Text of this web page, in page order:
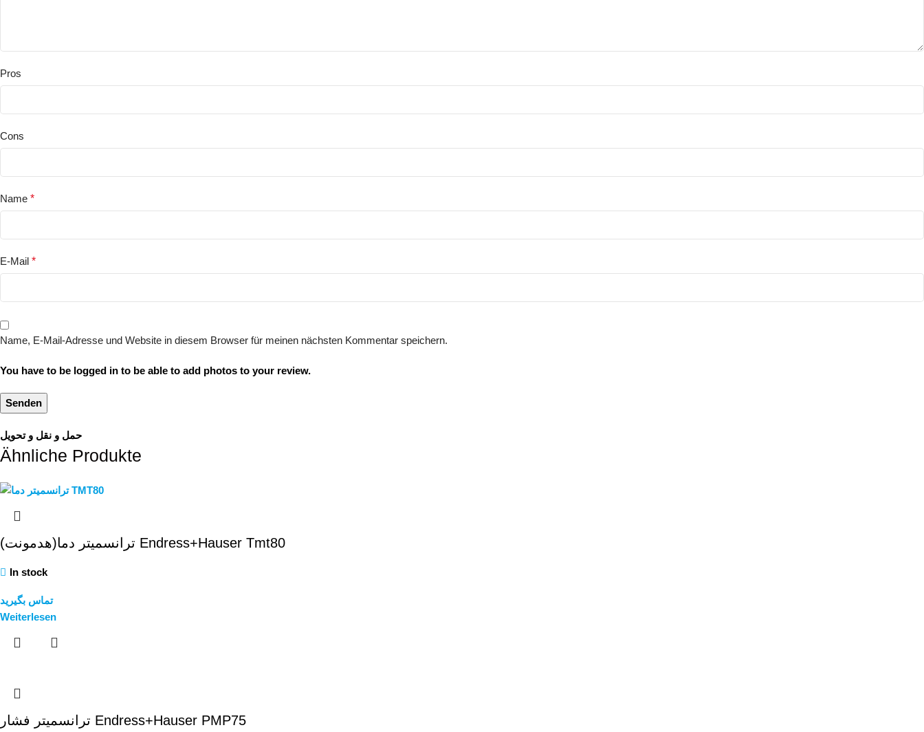
Pros
Cons
Name *
E-Mail *
Name, E-Mail-Adresse und Website in diesem Browser für meinen nächsten Kommentar speichern.
You have to be logged in to be able to add photos to your review.
حمل و نقل و تحویل
Ähnliche Produkte
ترانسمیتر دما(هدمونت) Endress+Hauser Tmt80
In stock
تماس بگیرید
Weiterlesen
ترانسمیتر فشار Endress+Hauser PMP75